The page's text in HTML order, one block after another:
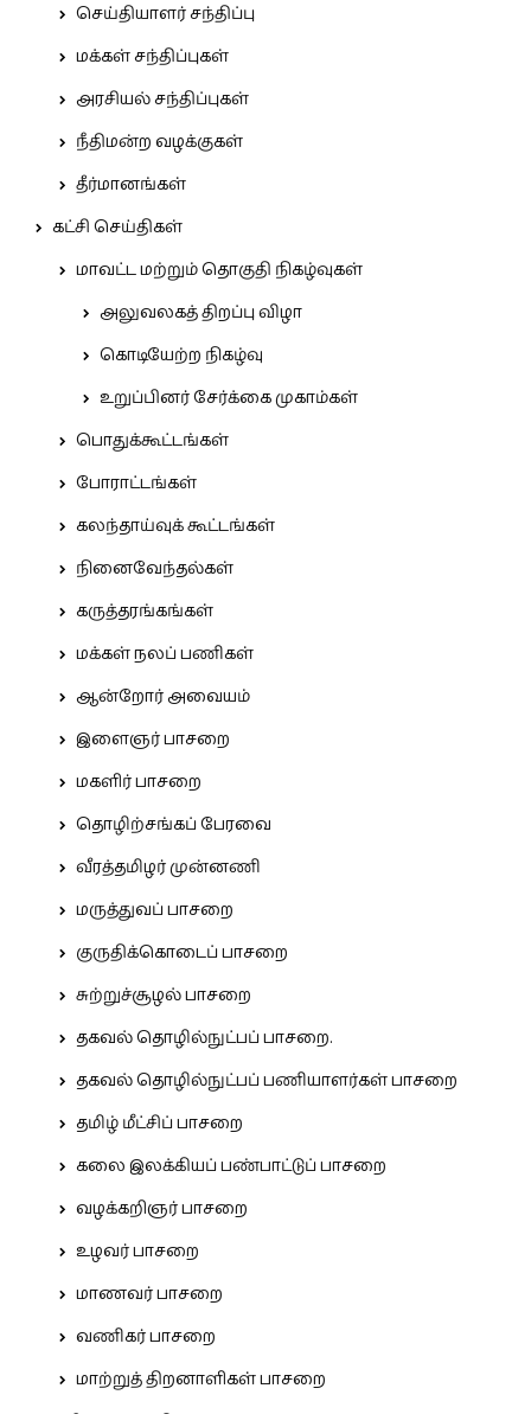
செய்தியாளர் சந்திப்பு
மக்கள் சந்திப்புகள்
அரசியல் சந்திப்புகள்
நீதிமன்ற வழக்குகள்
தீர்மானங்கள்
கட்சி செய்திகள்
மாவட்ட மற்றும் தொகுதி நிகழ்வுகள்
அலுவலகத் திறப்பு விழா
கொடியேற்ற நிகழ்வு
உறுப்பினர் சேர்க்கை முகாம்கள்
பொதுக்கூட்டங்கள்
போராட்டங்கள்
கலந்தாய்வுக் கூட்டங்கள்
நினைவேந்தல்கள்
கருத்தரங்கங்கள்
மக்கள் நலப் பணிகள்
ஆன்றோர் அவையம்
இளைஞர் பாசறை
மகளிர் பாசறை
தொழிற்சங்கப் பேரவை
வீரத்தமிழர் முன்னணி
மருத்துவப் பாசறை
குருதிக்கொடைப் பாசறை
சுற்றுச்சூழல் பாசறை
தகவல் தொழில்நுட்பப் பாசறை.
தகவல் தொழில்நுட்பப் பணியாளர்கள் பாசறை
தமிழ் மீட்சிப் பாசறை
கலை இலக்கியப் பண்பாட்டுப் பாசறை
வழக்கறிஞர் பாசறை
உழவர் பாசறை
மாணவர் பாசறை
வணிகர் பாசறை
மாற்றுத் திறனாளிகள் பாசறை